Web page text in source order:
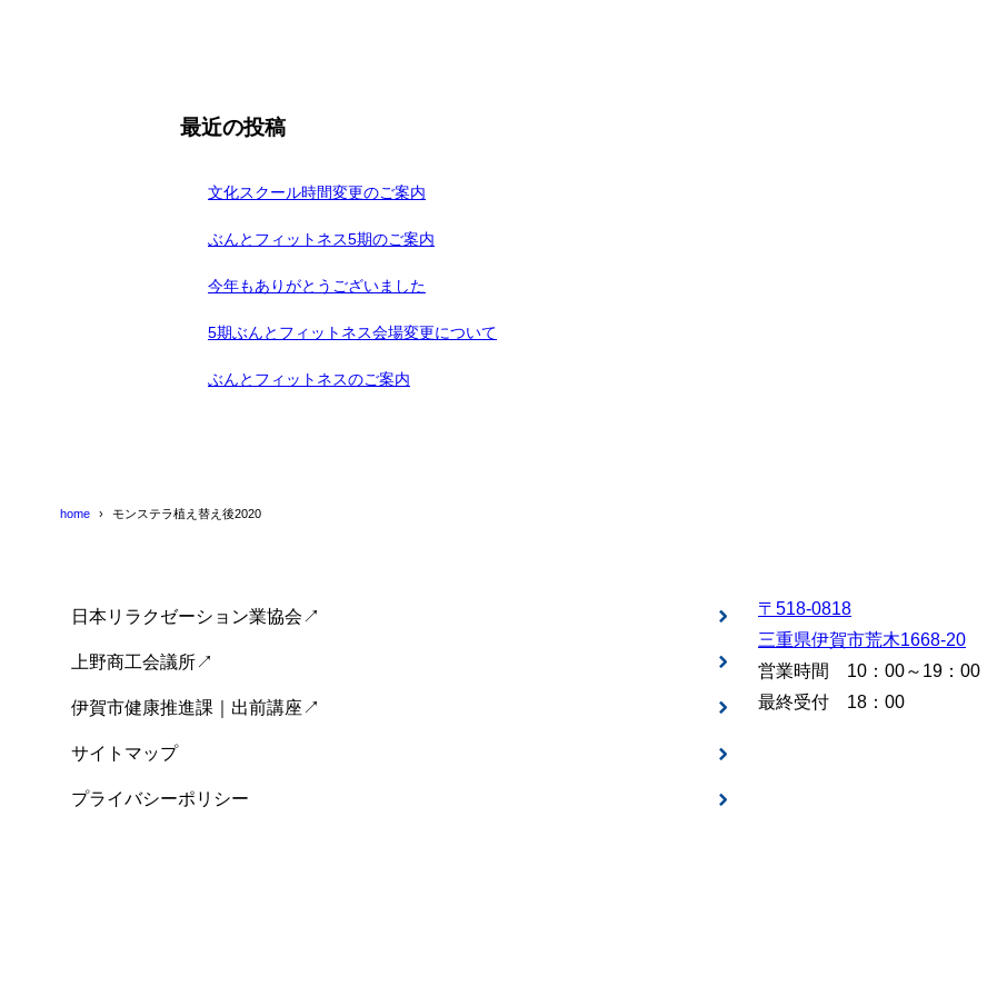
最近の投稿
文化スクール時間変更のご案内
ぶんとフィットネス5期のご案内
今年もありがとうございました
5期ぶんとフィットネス会場変更について
ぶんとフィットネスのご案内
home モンステラ植え替え後2020
日本リラクゼーション業協会↗
上野商工会議所↗
伊賀市健康推進課｜出前講座↗
サイトマップ
プライバシーポリシー
〒518-0818
三重県伊賀市荒木1668-20
営業時間 10：00～19：00
最終受付 18：00